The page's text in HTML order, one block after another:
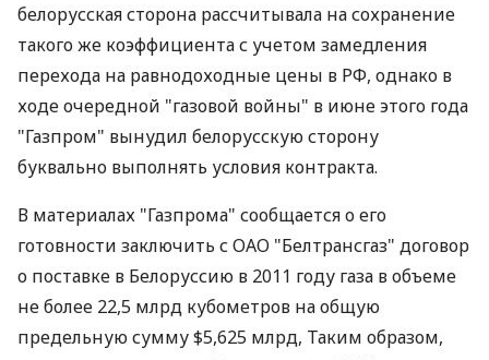
белорусская сторона рассчитывала на сохранение
такого же коэффициента с учетом замедления
перехода на равнодоходные цены в РФ, однако в
ходе очередной "газовой войны" в июне этого года
"Газпром" вынудил белорусскую сторону
буквально выполнять условия контракта.
В материалах "Газпрома" сообщается о его
готовности заключить с ОАО "Белтрансгаз" договор
о поставке в Белоруссию в 2011 году газа в объеме
не более 22,5 млрд кубометров на общую
предельную сумму $5,625 млрд, Таким образом,